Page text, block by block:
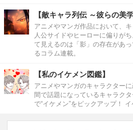
【敵キャラ列伝 ～彼らの美
アニメやマンガ作品において、
人公サイドやヒーローに偏りが
て見えるのは「影」の存在があ
るコラム連載。
【私のイケメン図鑑】
アニメやマンガのキャラクター
間で話題になっているキャラク
で“イケメン”をピックアップ！